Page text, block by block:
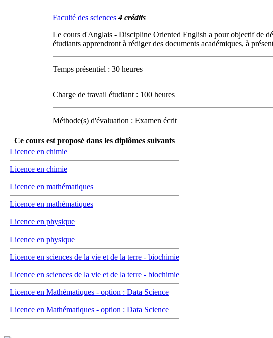
Faculté des sciences4 crédits
Le cours d'Anglais - Discipline Oriented English a pour objectif de
étudiants apprendront à rédiger des documents académiques, à
Temps présentiel : 30 heures
Charge de travail étudiant : 100 heures
Méthode(s) d'évaluation : Examen écrit
Ce cours est proposé dans les diplômes suivants
Licence en chimie
Licence en chimie
Licence en mathématiques
Licence en mathématiques
Licence en physique
Licence en physique
Licence en sciences de la vie et de la terre - biochimie
Licence en sciences de la vie et de la terre - biochimie
Licence en Mathématiques - option : Data Science
Licence en Mathématiques - option : Data Science